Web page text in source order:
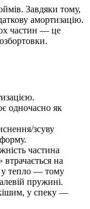
Завдяки тому,
амортизацію.
частин — це
одночасно як
зсуву
частина
втрачається на
у тепло — тому
пружині.
у спеку —